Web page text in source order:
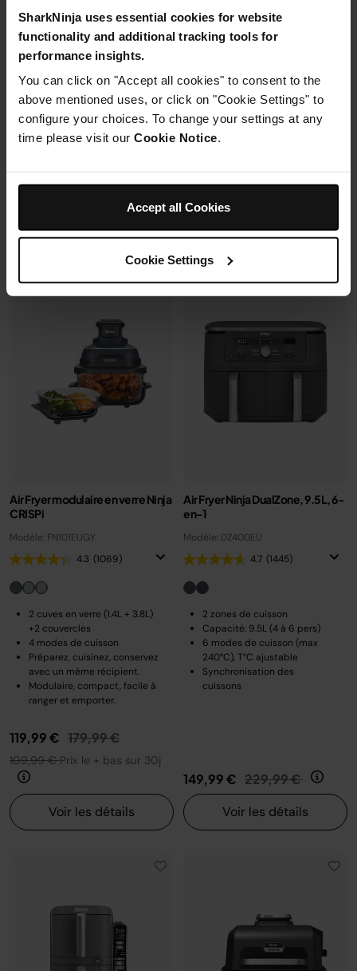
SharkNinja uses essential cookies for website
functionality and additional tracking tools for
performance insights.
You can click on "Accept all cookies" to consent to the
above mentioned uses, or click on "Cookie Settings" to
configure your choices. To change your settings at any
time please visit our Cookie Notice.
Accept all Cookies
Cookie Settings
Capacité 4.4L (3.3L util.)
12+ verres de 25 cl
6 programmes + SlushAssist
Machine à expresso semi-
automatique
Broyeur et balance intégrés
Mousseur à lait automatique
avec buse vapeur et fouet
électrique
Fonctions Espresso et Café
Prix réduit de
au
Air Fryer modulaire en verre Ninja
CRISPi
Modèle: FN101EUGY
4.3 (1069)
2 cuves en verre (1.4L + 3.8L)
+2 couvercles
4 modes de cuisson
Préparez, cuisinez, conservez
avec un même récipient.
Modulaire, compact, facile à
ranger et emporter.
119,99 € Prix réduit de
179,99 €au
109,99 €Prix le + bas sur 30j
Voir les détails
Air Fryer Ninja DualZone, 9.5L, 6-
en-1
Modèle: DZ400EU
4.7 (1445)
2 zones de cuisson
Capacité: 9.5L (4 à 6 pers)
6 modes de cuisson (max
240°C), T°C ajustable
Synchronisation des
cuissons
149,99 € Prix réduit de
229,99 € au
Voir les détails